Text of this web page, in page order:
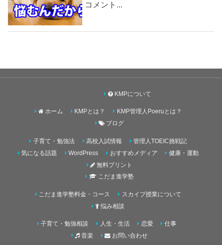
コメント...
ホーム
KMPについて
KMPとは？
KMP管理人Poeruとは？
ブログ
子育て・勉強法 高校入試情報
管理人TOEIC挑戦記
気になる話題
WordPress おすすめメディア
健康・運動
無料プリント
こだま進学塾
こだま進学塾料金・コース
スカイプ授業について
悩み相談
子育て・勉強相談 人生・生活 恋愛
仕事
音楽
お問い合わせ